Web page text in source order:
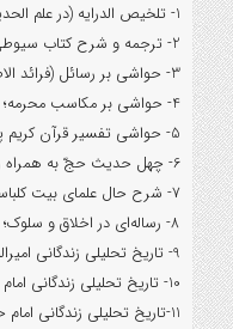
1- تلخیص الدرایه (در علم الحدیث) و تقریرات درس رجال آیةالله زنجانی؛
2- ترجمه و شرح کتاب سیوطی در ادبیات عرب؛
3- حواشی بر رسائل (فرائد الاصول شیخ )؛
4- حواشی بر مکاسب محرمه؛
5- حواشی تفسیر قرآن کریم پیرامون بعضی آیات؛
6- چهل حدیث حجّ به همراه ره توشه حجاج؛
7- شرح حال علمای بیت کلباسی؛
8- رساله‌ای در اخلاق و سلوک؛
9- تاریخ تحلیلی زندگانی امیرالمؤمنین
10- تاریخ تحلیلی زندگانی امام حسن
11-تاریخ تحلیلی زندگانی امام حسین